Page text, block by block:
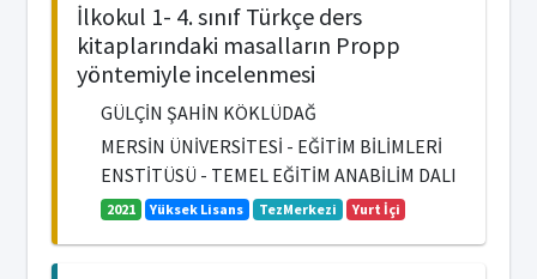
İlkokul 1- 4. sınıf Türkçe ders
kitaplarındaki masalların Propp
yöntemiyle incelenmesi
GÜLÇİN ŞAHİN KÖKLÜDAĞ
MERSİN ÜNİVERSİTESİ - EĞİTİM BİLİMLERİ
ENSTİTÜSÜ - TEMEL EĞİTİM ANABİLİM DALI
2021 Yüksek Lisans TezMerkezi Yurt İçi